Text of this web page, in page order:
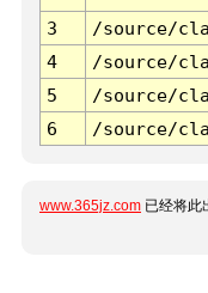
3 /source/
4
/source/
5
/source/
6
/source/
www.365jz.com 已经将此